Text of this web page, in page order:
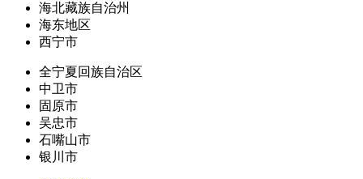
海北藏族自治州
海东地区
西宁市
全宁夏回族自治区
中卫市
固原市
吴忠市
石嘴山市
银川市